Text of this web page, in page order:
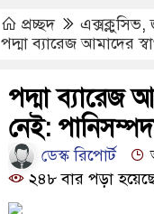
অমানবিক: সাকিবের
তাজনূভা জাবীন
প্রচ্ছদ এক্সক্লুসিভ,
পদ্মা ব্যারেজ আমাদের
পদ্মা ব্যারেজ
নেই:
ডেস্ক রিপোর্ট
২৪৮ বার পড়া